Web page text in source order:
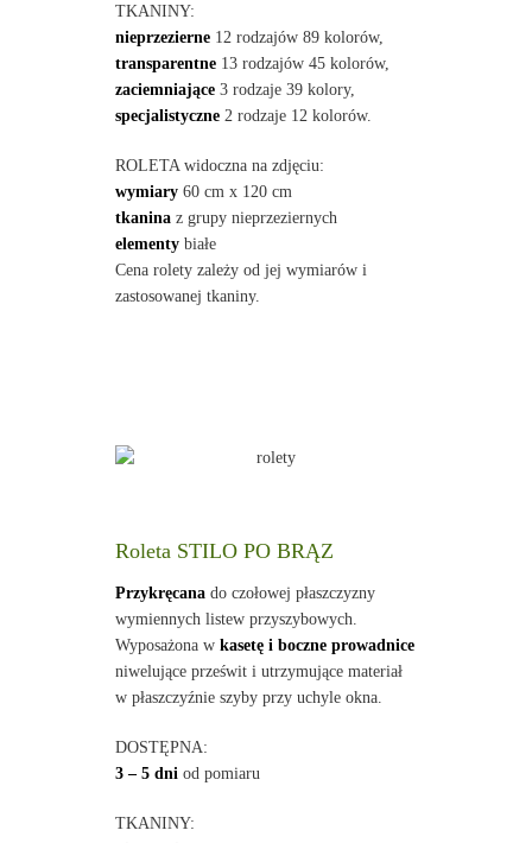
TKANINY:
nieprzezierne12 rodzajów 89 kolorów,
transparentne13 rodzajów 45 kolorów,
zaciemniające3 rodzaje 39 kolory,
specjalistyczne2 rodzaje 12 kolorów.
ROLETA widoczna na zdjęciu:
wymiary60 cm x 120 cm
tkaninaz grupy nieprzeziernych
elementybiałe
Cena rolety zależy od jej wymiarów i
zastosowanej tkaniny.
Roleta STILO PO BRĄZ
Przykręcanado czołowej płaszczyzny
wymiennych listew przyszybowych.
Wyposażona w kasetę i boczne prowadnice
niwelujące prześwit i utrzymujące materiał
w płaszczyźnie szyby przy uchyle okna.
DOSTĘPNA:
3 – 5 dni od pomiaru
TKANINY: